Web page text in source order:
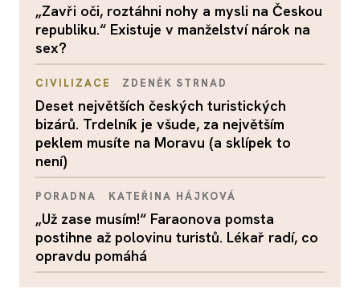
„Zavři oči, roztáhni nohy a mysli na Českou
republiku.“ Existuje v manželství nárok na
sex?
CIVILIZACE ZDENĚK STRNAD
Deset největších českých turistických
bizárů. Trdelník je všude, za největším
peklem musíte na Moravu (a sklípek to
není)
PORADNA KATEŘINA HÁJKOVÁ
„Už zase musím!“ Faraonova pomsta
postihne až polovinu turistů. Lékař radí, co
opravdu pomáhá